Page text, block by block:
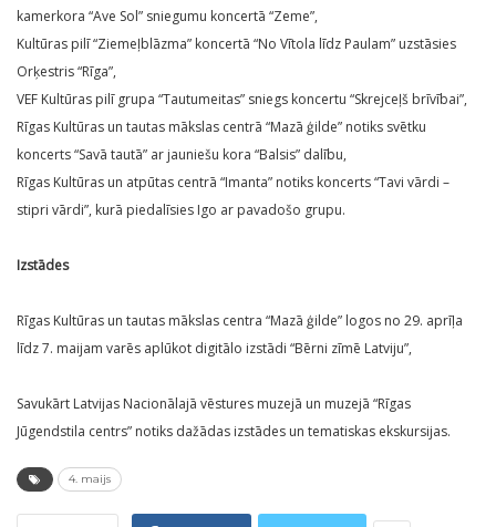
kamerkora “Ave Sol” sniegumu koncertā “Zeme”,
Kultūras pilī “Ziemeļblāzma” koncertā “No Vītola līdz Paulam” uzstāsies
Orķestris “Rīga”,
VEF Kultūras pilī grupa “Tautumeitas” sniegs koncertu “Skrejceļš brīvībai”,
Rīgas Kultūras un tautas mākslas centrā “Mazā ģilde” notiks svētku
koncerts “Savā tautā” ar jauniešu kora “Balsis” dalību,
Rīgas Kultūras un atpūtas centrā “Imanta” notiks koncerts “Tavi vārdi –
stipri vārdi”, kurā piedalīsies Igo ar pavadošo grupu.
Izstādes
Rīgas Kultūras un tautas mākslas centra “Mazā ģilde” logos no 29. aprīļa
līdz 7. maijam varēs aplūkot digitālo izstādi “Bērni zīmē Latviju”,
Savukārt Latvijas Nacionālajā vēstures muzejā un muzejā “Rīgas
Jūgendstila centrs” notiks dažādas izstādes un tematiskas ekskursijas.
4. maijs